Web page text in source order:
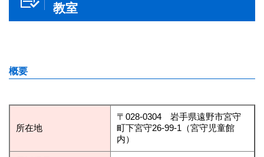
教室
概要
所在地
〒028-0304 岩手県遠野市宮守
町下宮守26-99-1（宮守児童館
内）